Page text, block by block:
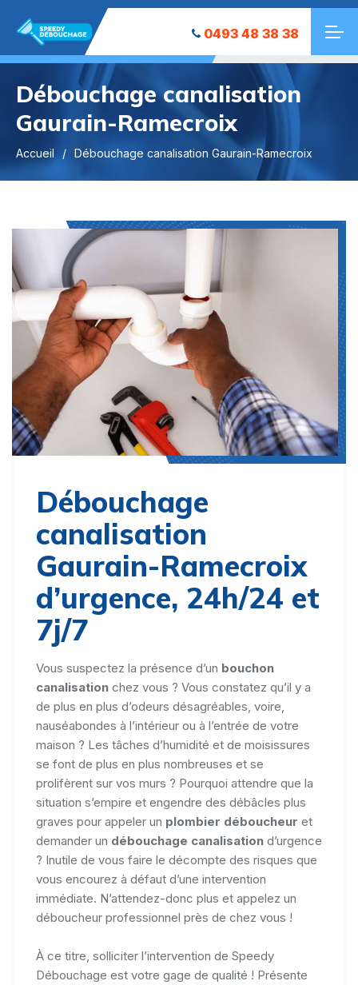
0493 48 38 38
Débouchage canalisation
Gaurain-Ramecroix
Accueil Débouchage canalisation Gaurain-Ramecroix
Débouchage
canalisation
Gaurain-Ramecroix
d’urgence, 24h/24 et
7j/7
Vous suspectez la présence d’un bouchon
canalisation chez vous ? Vous constatez qu’il y a
de plus en plus d’odeurs désagréables, voire,
nauséabondes à l’intérieur ou à l’entrée de votre
maison ? Les tâches d’humidité et de moisissures
se font de plus en plus nombreuses et se
prolifèrent sur vos murs ? Pourquoi attendre que la
situation s’empire et engendre des débâcles plus
graves pour appeler un plombier déboucheur et
demander un débouchage canalisation d’urgence
? Inutile de vous faire le décompte des risques que
vous encourez à défaut d’une intervention
immédiate. N’attendez-donc plus et appelez un
déboucheur professionnel près de chez vous !
À ce titre, solliciter l’intervention de Speedy
Débouchage est votre gage de qualité ! Présente